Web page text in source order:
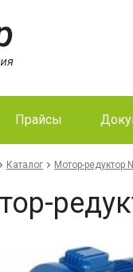
Прайсы
Каталог Мо­тор-ре­дук­тор